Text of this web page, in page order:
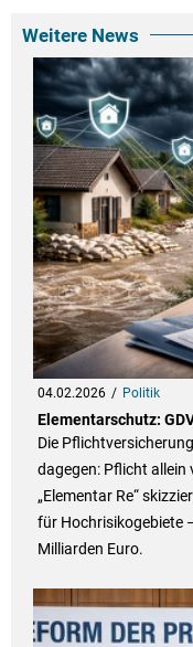
Weitere News
04.02.2026 Politik
Elementarschutz:
Die
dagegen: Pflicht allein
„Elementar Re“
für Hochrisikogebiete
Milliarden Euro.